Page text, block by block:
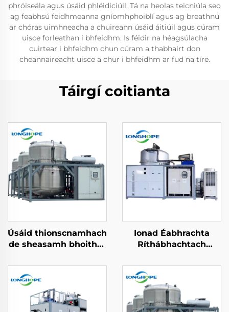
phróiseála agus úsáid phléidiciúil. Tá na heolas teicniúla seo
ag feabhsú feidhmeanna gníomhphoiblí agus ag breathnú
ar chóras uimhneacha a chuireann úsáid áitiúil agus cúram
uisce forleathan i bhfeidhm. Is féidir na héagsúlacha
cuirtear i bhfeidhm chun cúram a thabhairt don
cheannaireacht uisce a chur i bhfeidhm ar fud na tíre.
Táirgí coitianta
Úsáid thionscnamhach
de sheasamh bhoithre
neamhspleáchta
fuaidte árdaigh
teasaíochta
Ionad Éabhrachta
Ríthábhachtach
Léannchlasaithe
Idirnéalaigh
Evaporator Solvent
Athbheochan Mhinicí